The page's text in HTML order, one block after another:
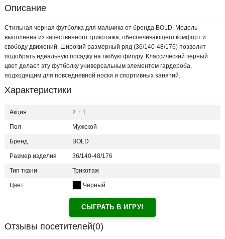
Описание
Стильная черная футболка для мальчика от бренда BOLD. Модель
выполнена из качественного трикотажа, обеспечивающего комфорт и
свободу движений. Широкий размерный ряд (36/140-48/176) позволит
подобрать идеальную посадку на любую фигуру. Классический черный
цвет делает эту футболку универсальным элементом гардероба,
подходящим для повседневной носки и спортивных занятий.
Характеристики
Акция 2 + 1
Пол Мужской
Бренд BOLD
Размер изделия 36/140-48/176
Тип ткани Трикотаж
Цвет Черный
СЫГРАТЬ В ИГРУ!
Отзывы посетителей(0)